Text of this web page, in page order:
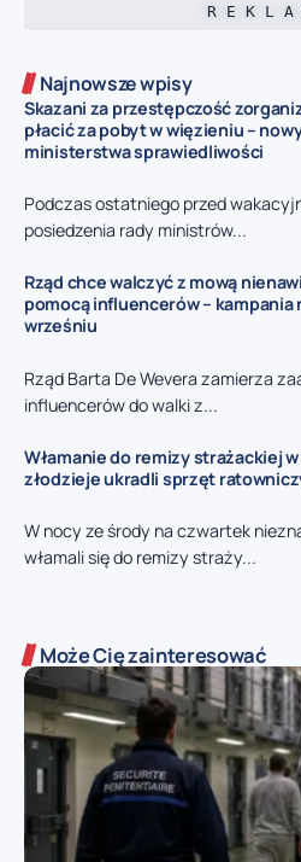
R E K L A
Najnowsze wpisy
Skazani za przestępczość
płacić za pobyt w więzieniu –
ministerstwa sprawiedliwości
Podczas ostatniego przed
posiedzenia rady ministrów...
Rząd chce walczyć z mową
pomocą influencerów – kampania
wrześniu
Rząd Barta De Wevera zamierza
influencerów do walki z...
Włamanie do remizy strażackiej w
złodzieje ukradli sprzęt
W nocy ze środy na czwartek
włamali się do remizy straży...
Może Cię zainteresować